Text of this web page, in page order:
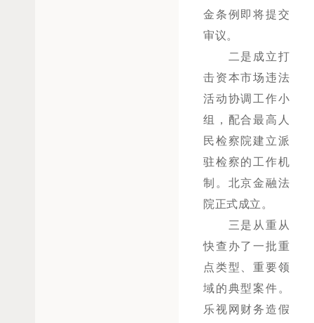
金条例即将提交
审议。
二是成立打
击资本市场违法
活动协调工作小
组，配合最高人
民检察院建立派
驻检察的工作机
制。北京金融法
院正式成立。
三是从重从
快查办了一批重
点类型、重要领
域的典型案件。
乐视网财务造假